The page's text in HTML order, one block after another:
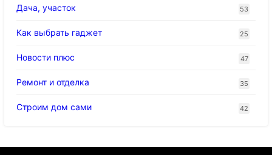
Дача, участок 53
Как выбрать гаджет 25
Новости плюс 47
Ремонт и отделка 35
Строим дом сами 42